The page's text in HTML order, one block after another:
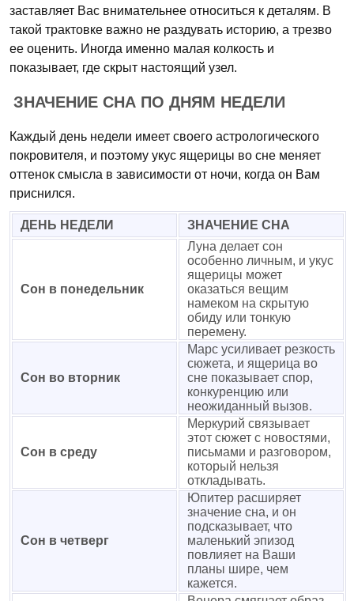
заставляет Вас внимательнее относиться к деталям. В
такой трактовке важно не раздувать историю, а трезво
ее оценить. Иногда именно малая колкость и
показывает, где скрыт настоящий узел.
ЗНАЧЕНИЕ СНА ПО ДНЯМ НЕДЕЛИ
Каждый день недели имеет своего астрологического
покровителя, и поэтому укус ящерицы во сне меняет
оттенок смысла в зависимости от ночи, когда он Вам
приснился.
ДЕНЬ НЕДЕЛИ ЗНАЧЕНИЕ СНА
Сон в понедельник
Луна делает сон
особенно личным, и укус
ящерицы может
оказаться вещим
намеком на скрытую
обиду или тонкую
перемену.
Сон во вторник
Марс усиливает резкость
сюжета, и ящерица во
сне показывает спор,
конкуренцию или
неожиданный вызов.
Сон в среду
Меркурий связывает
этот сюжет с новостями,
письмами и разговором,
который нельзя
откладывать.
Сон в четверг
Юпитер расширяет
значение сна, и он
подсказывает, что
маленький эпизод
повлияет на Ваши
планы шире, чем
кажется.